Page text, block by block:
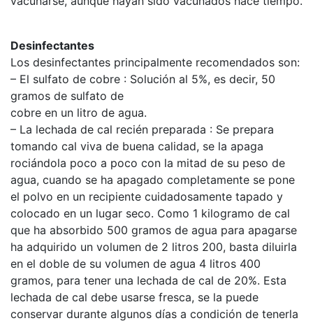
Desinfectantes
Los desinfectantes principalmente recomendados son:
– El sulfato de cobre : Solución al 5%, es decir, 50
gramos de sulfato de
cobre en un litro de agua.
– La lechada de cal recién preparada : Se prepara
tomando cal viva de buena calidad, se la apaga
rociándola poco a poco con la mitad de su peso de
agua, cuando se ha apagado completamente se pone
el polvo en un recipiente cuidadosamente tapado y
colocado en un lugar seco. Como 1 kilogramo de cal
que ha absorbido 500 gramos de agua para apagarse
ha adquirido un volumen de 2 litros 200, basta diluirla
en el doble de su volumen de agua 4 litros 400
gramos, para tener una lechada de cal de 20%. Esta
lechada de cal debe usarse fresca, se la puede
conservar durante algunos días a condición de tenerla